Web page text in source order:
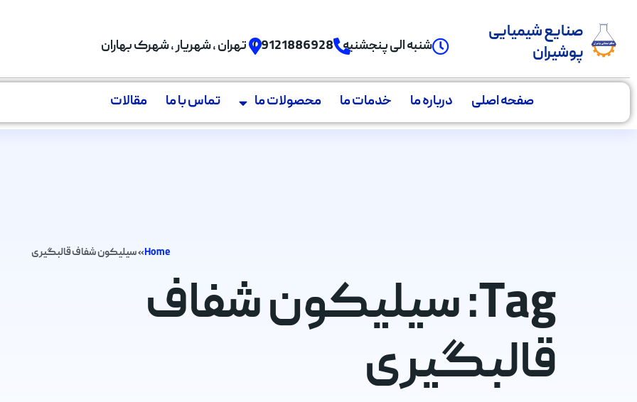
صنایع شیمیایی
پوشیران
شنبه الی پنجشنبه 09121886928 تهران , شهریار , شهرک بهاران
صفحه اصلی درباره ما خدمات ما محصولات ما تماس با ما مقالات
Home
»سیلیکون شفاف قالبگیری
Tag: سیلیکون شفاف
قالبگیری